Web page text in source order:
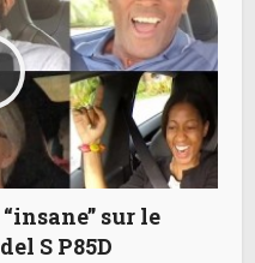
sur le
S P85D